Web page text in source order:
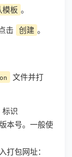
模板 。
击 创建 。
文件并打
标识
本号。一般使
打包网址：